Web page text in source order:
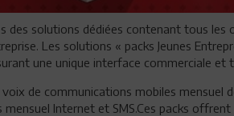
des solutions dédiées contenant tous les
Les solutions « packs Jeunes
une unique interface commerciale et
de communications mobiles mensuel
mensuel Internet et SMS.Ces packs